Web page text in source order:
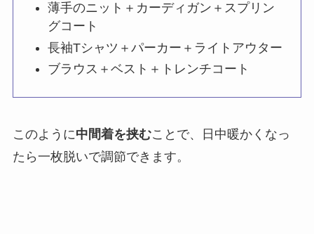
薄手のニット＋カーディガン＋スプリン
グコート
長袖Tシャツ＋パーカー＋ライトアウター
ブラウス＋ベスト＋トレンチコート
このように中間着を挟むことで、日中暖かくなっ
たら一枚脱いで調節できます。